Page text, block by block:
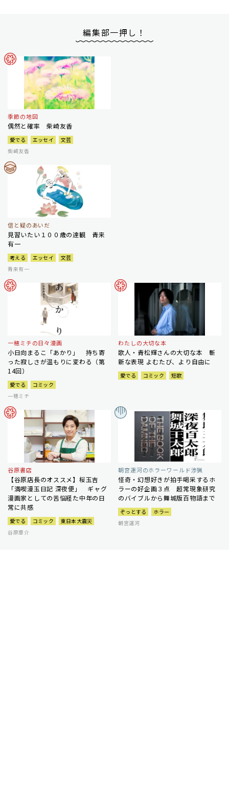
編集部一押し！
季節の地図
偶然と確率 柴崎友香
愛でる エッセイ
文芸
柴崎友香
信と疑のあいだ
見習いたい１００歳の達観 青来
有一
考える エッセイ
文芸
青来有一
一穂ミチの日々漫画
小日向まるこ「あかり」 持ち寄
った寂しさが温もりに変わる（第
14回）
愛でる
コミック
一穂ミチ
わたしの大切な本
歌人・青松輝さんの大切な本 斬
新な表現 よむたび、より自由に
愛でる コミック 短歌
谷原書店
【谷原店長のオススメ】桜玉吉
「満喫漫玉日記 深夜便」 ギャグ
漫画家としての苦悩経た中年の日
常に共感
愛でる コミック
東日本大震災
谷原章介
朝宮運河のホラーワールド渉猟
怪奇・幻想好きが拍手喝采するホ
ラーの好企画３点 超常現象研究
のバイブルから舞城版百物語まで
ぞっとする
ホラー
朝宮運河